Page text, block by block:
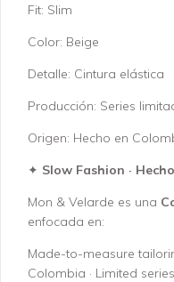
Fit: Slim
Color: Beige
Detalle: Cintura elástica
Producción: Series
Origen: Hecho en
✦ Slow Fashion ·
Mon & Velarde es una
enfocada en:
Made-to-measure
Colombia · Limited